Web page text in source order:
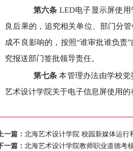
第六条 LED电子显示屏使
良后果的，追究相关单位、部门分
成不良影响的，按照“谁审批谁负责
究报送部门签批领导责任。
第七条 本管理办法由学校
艺术设计学院关于电子信息屏使用的
一篇：北海艺术设计学院 校园新媒体运行
一篇：北海艺术设计学院教师职业道德考